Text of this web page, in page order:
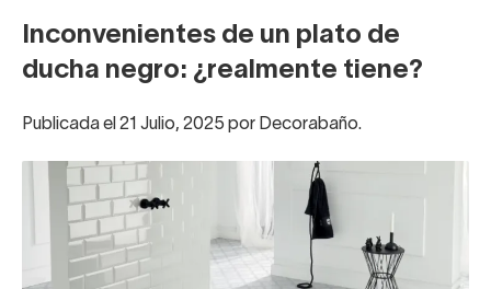
Inconvenientes de un plato de
ducha negro: ¿realmente tiene?
Publicada el 21 Julio, 2025 por Decorabaño.